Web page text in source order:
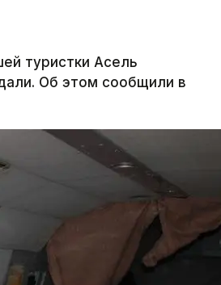
туристки Асель
Об этом сообщили в